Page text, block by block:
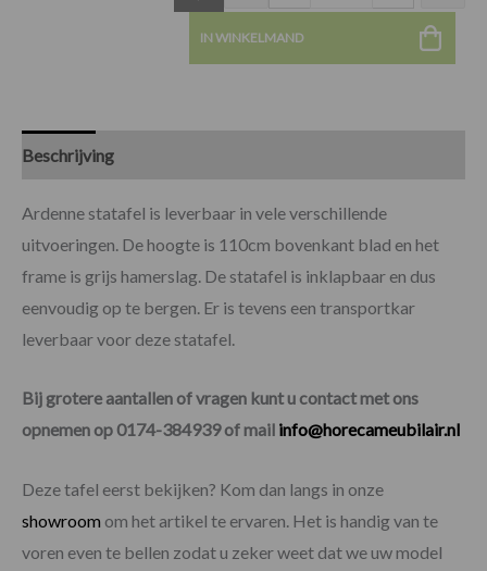
IN WINKELMAND
Beschrijving
Ardenne statafel is leverbaar in vele verschillende
uitvoeringen. De hoogte is 110cm bovenkant blad en het
frame is grijs hamerslag. De statafel is inklapbaar en dus
eenvoudig op te bergen. Er is tevens een transportkar
leverbaar voor deze statafel.
Bij grotere aantallen of vragen kunt u contact met ons
opnemen op 0174-384939 of mail info@horecameubilair.nl
Deze tafel eerst bekijken? Kom dan langs in onze
showroom om het artikel te ervaren. Het is handig van te
voren even te bellen zodat u zeker weet dat we uw model